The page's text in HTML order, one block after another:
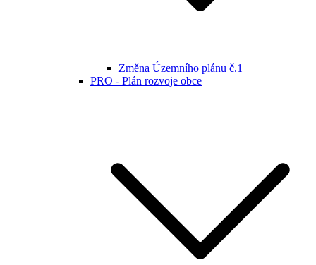
Změna Územního plánu č.1
PRO - Plán rozvoje obce